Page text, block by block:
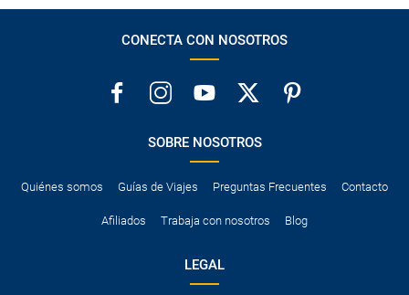
CONECTA CON NOSOTROS
SOBRE NOSOTROS
Quiénes somos Guías de Viajes Preguntas Frecuentes Contacto
Afiliados Trabaja con nosotros Blog
LEGAL